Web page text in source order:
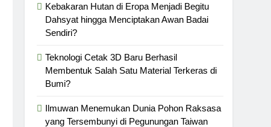
Kebakaran Hutan di Eropa Menjadi Begitu
Dahsyat hingga Menciptakan Awan Badai
Sendiri?
Teknologi Cetak 3D Baru Berhasil
Membentuk Salah Satu Material Terkeras di
Bumi?
Ilmuwan Menemukan Dunia Pohon Raksasa
yang Tersembunyi di Pegunungan Taiwan